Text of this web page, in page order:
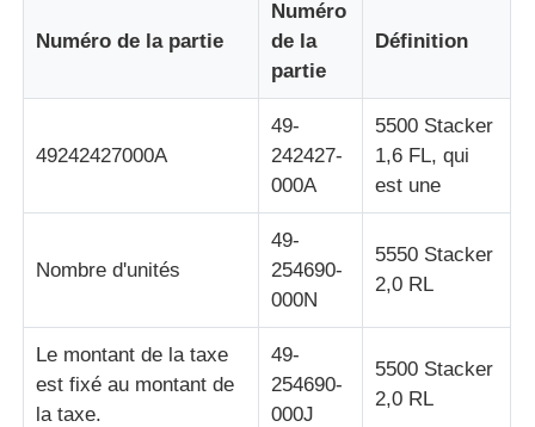
Pièces de guichet automatique Glory NMD
Pièces de distributeurs automatiques OKI
Parties Genmega ATM
Accepteur de factures
Tri des billets de banque
Numéro de la partie
Numéro
de la
partie
Définition
49242427000A
49-
242427-
000A
5500 Stacker
1,6 FL, qui
est une
Nombre d'unités
49-
254690-
000N
5550 Stacker
2,0 RL
Le montant de la taxe
est fixé au montant de
la taxe.
49-
254690-
000J
5500 Stacker
2,0 RL